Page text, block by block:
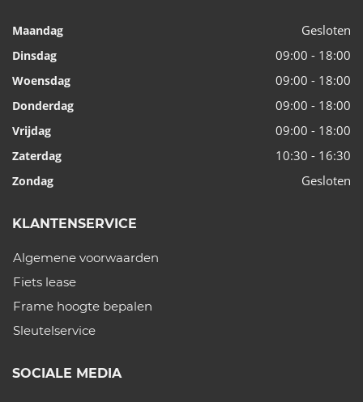
Maandag Gesloten
Dinsdag 09:00 - 18:00
Woensdag 09:00 - 18:00
Donderdag 09:00 - 18:00
Vrijdag 09:00 - 18:00
Zaterdag 10:30 - 16:30
Zondag Gesloten
KLANTENSERVICE
Algemene voorwaarden
Fiets lease
Frame hoogte bepalen
Sleutelservice
SOCIALE MEDIA